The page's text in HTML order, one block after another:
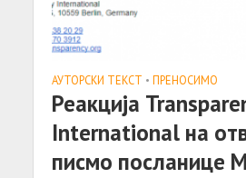
АУТОРСКИ ТЕКСТ • ПРЕНОСИМО
Реакција
International на
писмо посланице